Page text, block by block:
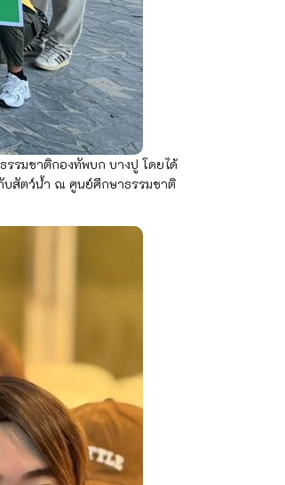
รมชาติกองทัพบก บางปู โดยได้
กับสัตว์น้ำ ณ ศูนย์ศึกษาธรรมชาติ